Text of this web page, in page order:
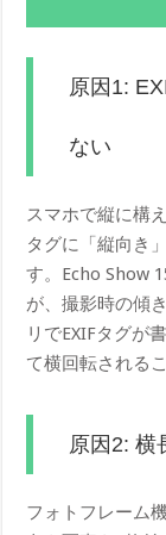
原因1:
ない
スマホで縦に構
タグに「縦向き
す。Echo Show
が、撮影時の傾
リでEXIFタグが
て横回転される
原因2: 横
フォトフレーム